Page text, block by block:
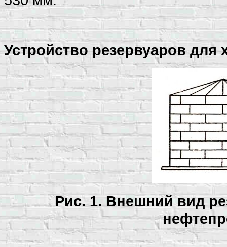
Устройство резервуаров для
Рис. 1. Внешний вид